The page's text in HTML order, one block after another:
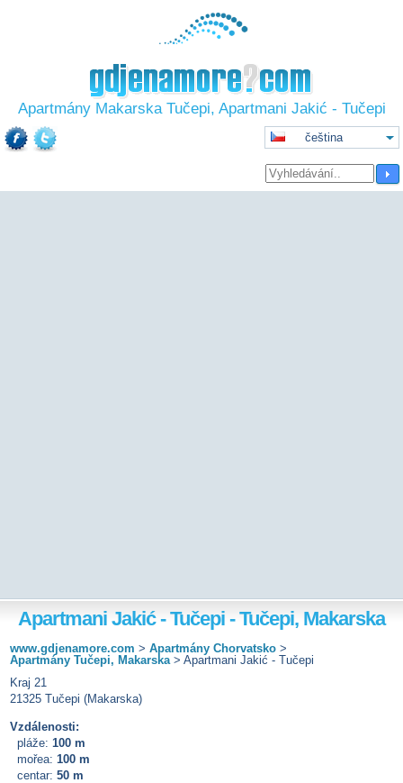
Apartmány Makarska Tučepi, Apartmani Jakić - Tučepi
čeština
Apartmani Jakić - Tučepi - Tučepi, Makarska
www.gdjenamore.com > Apartmány Chorvatsko >
Apartmány Tučepi, Makarska> Apartmani Jakić - Tučepi
Kraj 21
21325 Tučepi (Makarska)
Vzdálenosti:
pláže: 100 m
mořea: 100 m
centar: 50 m